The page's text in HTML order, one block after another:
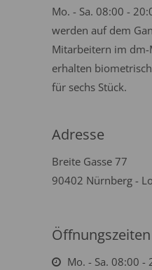
Mo. - Sa. 08:00 -
werden auf dem
Mitarbeitern im
erhalten
für sechs Stück.
Adresse
Breite Gasse 77
90402 Nürnberg -
Öffnungszeiten
Mo. - Sa. 08:00 -